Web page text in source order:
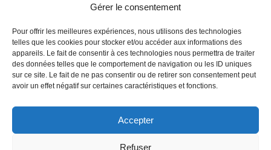
Gérer le consentement
Pour offrir les meilleures expériences, nous utilisons des technologies
telles que les cookies pour stocker et/ou accéder aux informations des
appareils. Le fait de consentir à ces technologies nous permettra de traiter
des données telles que le comportement de navigation ou les ID uniques
sur ce site. Le fait de ne pas consentir ou de retirer son consentement peut
avoir un effet négatif sur certaines caractéristiques et fonctions.
Accepter
Refuser
Politique de confidentialité
Sites partenaires
5Façades
Atrium Patrimoine